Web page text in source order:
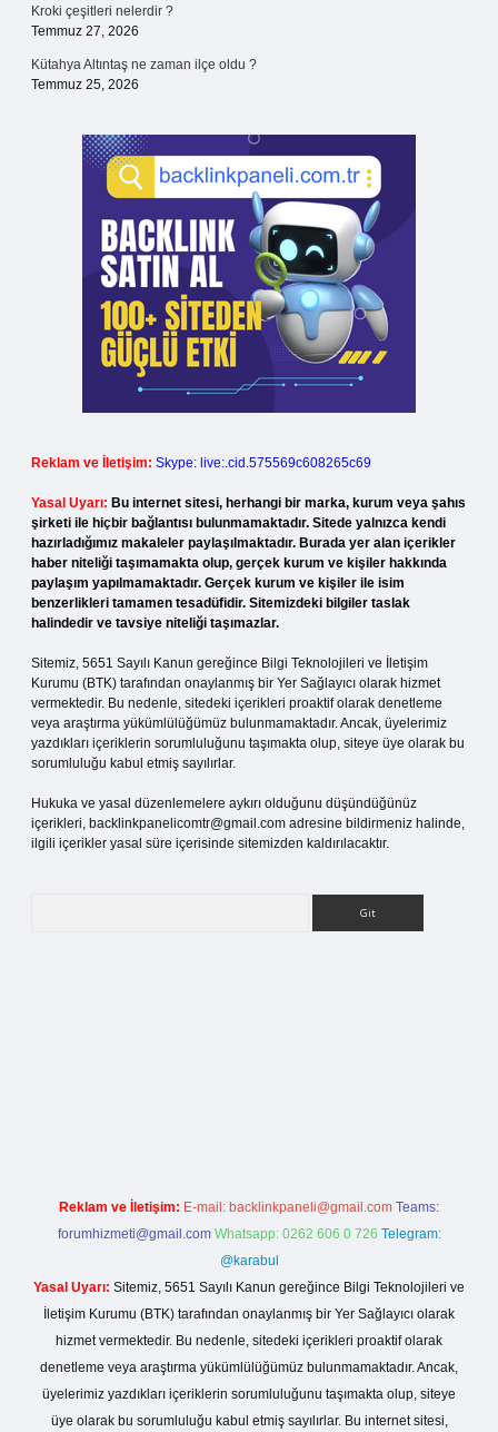
Kroki çeşitleri nelerdir ?
Temmuz 27, 2026
Kütahya Altıntaş ne zaman ilçe oldu ?
Temmuz 25, 2026
Reklam ve İletişim: Skype: live:.cid.575569c608265c69
Yasal Uyarı: Bu internet sitesi, herhangi bir marka, kurum veya şahıs
şirketi ile hiçbir bağlantısı bulunmamaktadır. Sitede yalnızca kendi
hazırladığımız makaleler paylaşılmaktadır. Burada yer alan içerikler
haber niteliği taşımamakta olup, gerçek kurum ve kişiler hakkında
paylaşım yapılmamaktadır. Gerçek kurum ve kişiler ile isim
benzerlikleri tamamen tesadüfidir. Sitemizdeki bilgiler taslak
halindedir ve tavsiye niteliği taşımazlar.
Sitemiz, 5651 Sayılı Kanun gereğince Bilgi Teknolojileri ve İletişim
Kurumu (BTK) tarafından onaylanmış bir Yer Sağlayıcı olarak hizmet
vermektedir. Bu nedenle, sitedeki içerikleri proaktif olarak denetleme
veya araştırma yükümlülüğümüz bulunmamaktadır. Ancak, üyelerimiz
yazdıkları içeriklerin sorumluluğunu taşımakta olup, siteye üye olarak bu
sorumluluğu kabul etmiş sayılırlar.
Hukuka ve yasal düzenlemelere aykırı olduğunu düşündüğünüz
içerikleri, backlinkpanelicomtr@gmail.com adresine bildirmeniz halinde,
ilgili içerikler yasal süre içerisinde sitemizden kaldırılacaktır.
Reklam ve İletişim: E-mail: backlinkpaneli@gmail.com Teams:
forumhizmeti@gmail.com Whatsapp: 0262 606 0 726 Telegram:
@karabul
Yasal Uyarı: Sitemiz, 5651 Sayılı Kanun gereğince Bilgi Teknolojileri ve
İletişim Kurumu (BTK) tarafından onaylanmış bir Yer Sağlayıcı olarak
hizmet vermektedir. Bu nedenle, sitedeki içerikleri proaktif olarak
denetleme veya araştırma yükümlülüğümüz bulunmamaktadır. Ancak,
üyelerimiz yazdıkları içeriklerin sorumluluğunu taşımakta olup, siteye
üye olarak bu sorumluluğu kabul etmiş sayılırlar. Bu internet sitesi,